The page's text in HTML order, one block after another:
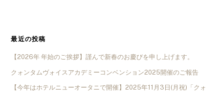
最近の投稿
【2026年 年始のご挨拶】謹んで新春のお慶びを申し上げます。
クォンタムヴォイスアカデミーコンベンション2025開催のご報告
【今年はホテルニューオータニで開催】2025年11月3日(月祝)「クォ